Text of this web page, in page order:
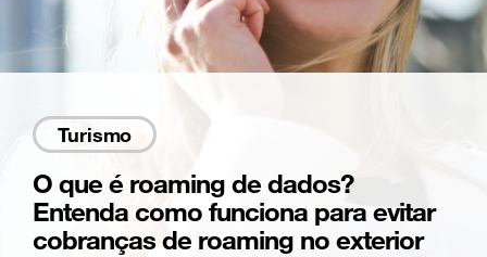
Turismo
O que é roaming de dados?
Entenda como funciona para evitar
cobranças de roaming no exterior